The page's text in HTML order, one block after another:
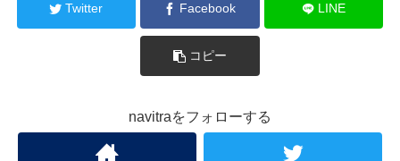
Twitter Facebook LINE
コピー
navitraをフォローする